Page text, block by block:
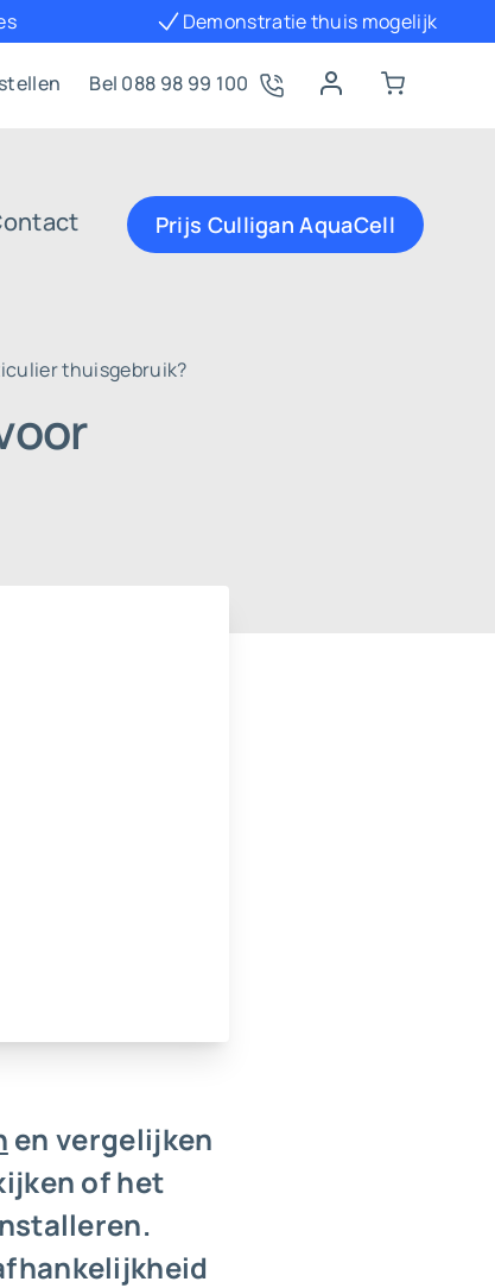
Demonstratie thuis mogelijk
Bel 088 98 99 100
Prijs Culligan AquaCell
thuisgebruik?
en vergelijken
of het